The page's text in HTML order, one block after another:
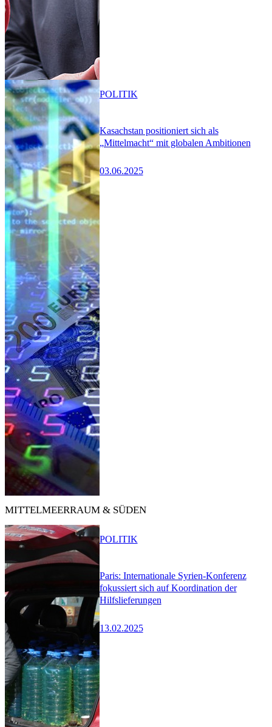
Kasachstan positioniert sich als
„Mittelmacht“ mit globalen Ambitionen
03.06.2025
POLITIK
MITTELMEERRAUM & SÜDEN
Paris: Internationale Syrien-Konferenz
fokussiert sich auf Koordination der
Hilfslieferungen
13.02.2025
POLITIK